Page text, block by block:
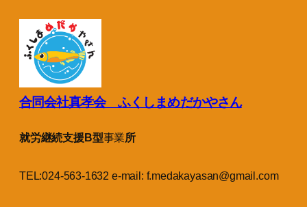
合同会社真孝会 ふくしまめだかやさん
就労継続支援B型事業所
TEL:024-563-1632 e-mail: f.medakayasan@gmail.com